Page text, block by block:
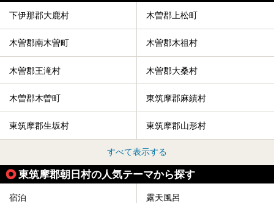
下伊那郡大鹿村 木曽郡上松町
木曽郡南木曽町 木曽郡木祖村
木曽郡王滝村 木曽郡大桑村
木曽郡木曽町 東筑摩郡麻績村
東筑摩郡生坂村 東筑摩郡山形村
すべて表示する
東筑摩郡朝日村の人気テーマから探す
宿泊 露天風呂